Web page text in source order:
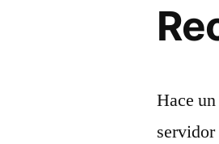
Hace
servidor